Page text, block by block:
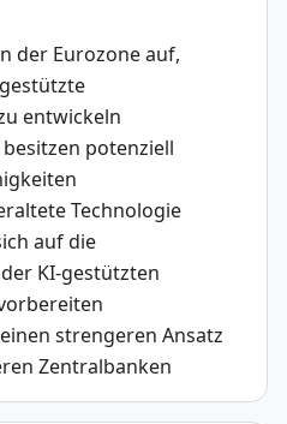
der Eurozone auf,
entwickeln
potenziell
Technologie
auf die
KI-gestützten
strengeren Ansatz
Zentralbanken